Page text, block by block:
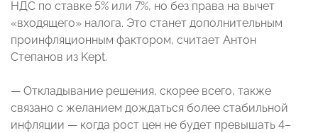
НДС по ставке 5% или 7%, но без права на вычет
«входящего» налога. Это станет дополнительным
проинфляционным фактором, считает Антон
Степанов из Kept.
— Откладывание решения, скорее всего, также
связано с желанием дождаться более стабильной
инфляции — когда рост цен не будет превышать 4–